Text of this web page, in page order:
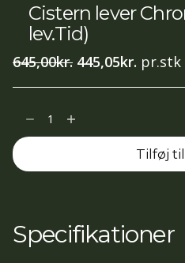
Cistern lever
lev.Tid)
645,00kr. Den
oprindelige
645,00kr..
445,05kr. Den
pr.stk
Cistern
lever
Chrome
lev.Tid)
antal
Tilføj
Specifikationer